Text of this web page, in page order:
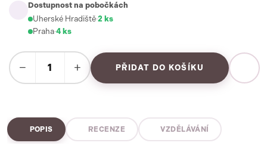
Dostupnost na pobočkách
Uherské Hradiště·2 ks
Praha·4 ks
− + PŘIDAT DO KOŠÍKU
POPIS RECENZE VZDĚLÁVÁNÍ